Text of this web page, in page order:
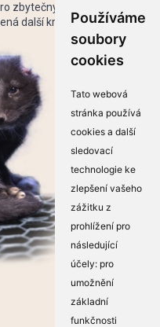
Používáme
soubory
cookies
Tato webová
stránka používá
cookies a další
sledovací
technologie ke
zlepšení vašeho
zážitku z
prohlížení pro
následující
účely: pro
umožnění
základní
funkčnosti
zbytečný luxus. Každé
další krok k ukončení